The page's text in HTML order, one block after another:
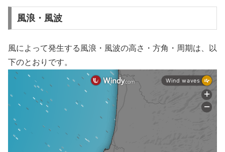
風浪・風波
風によって発生する風浪・風波の高さ・方角・周期は、以
下のとおりです。